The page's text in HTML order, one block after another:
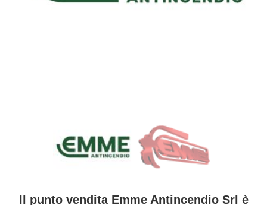
Il punto vendita Emme Antincendio Srl è